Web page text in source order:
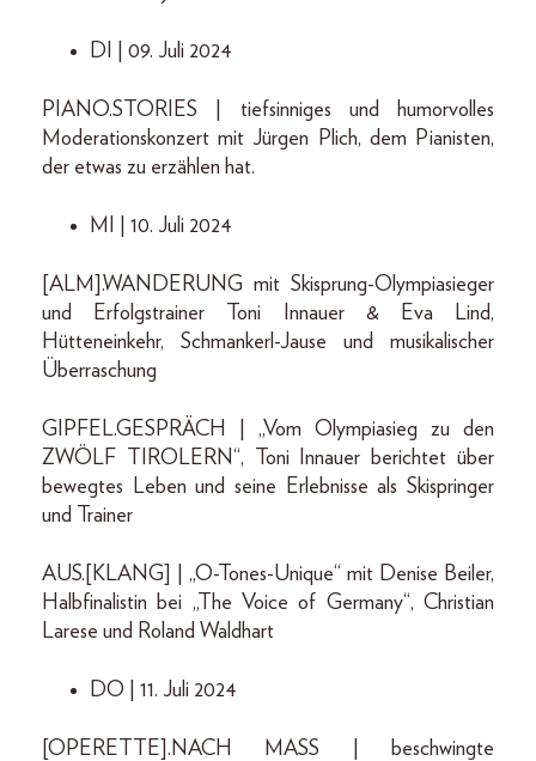
DI | 09. Juli 2024
PIANO.STORIES | tiefsinniges und humorvolles
Moderationskonzert mit Jürgen Plich, dem Pianisten,
der etwas zu erzählen hat.
MI | 10. Juli 2024
[ALM].WANDERUNG mit Skisprung-Olympiasieger
und Erfolgstrainer Toni Innauer & Eva Lind,
Hütteneinkehr, Schmankerl-Jause und musikalischer
Überraschung
GIPFEL.GESPRÄCH | „Vom Olympiasieg zu den
ZWÖLF TIROLERN“, Toni Innauer berichtet über
bewegtes Leben und seine Erlebnisse als Skispringer
und Trainer
AUS.[KLANG] | „O-Tones-Unique“ mit Denise Beiler,
Halbfinalistin bei „The Voice of Germany“, Christian
Larese und Roland Waldhart
DO | 11. Juli 2024
[OPERETTE].NACH MASS | beschwingte